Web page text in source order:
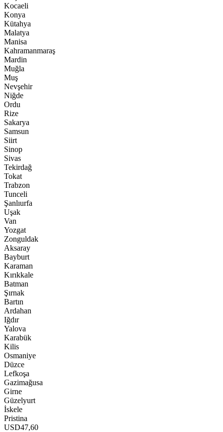
Kocaeli
Konya
Kütahya
Malatya
Manisa
Kahramanmaraş
Mardin
Muğla
Muş
Nevşehir
Niğde
Ordu
Rize
Sakarya
Samsun
Siirt
Sinop
Sivas
Tekirdağ
Tokat
Trabzon
Tunceli
Şanlıurfa
Uşak
Van
Yozgat
Zonguldak
Aksaray
Bayburt
Karaman
Kırıkkale
Batman
Şırnak
Bartın
Ardahan
Iğdır
Yalova
Karabük
Kilis
Osmaniye
Düzce
Lefkoşa
Gazimağusa
Girne
Güzelyurt
İskele
Pristina
USD47,60